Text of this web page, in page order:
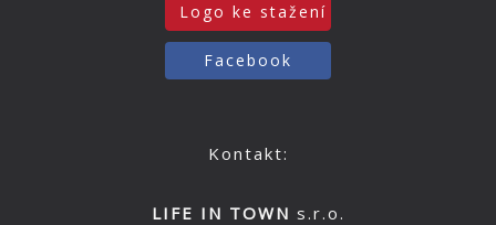
Logo ke stažení
Facebook
Kontakt:
LIFE IN TOWN s.r.o.